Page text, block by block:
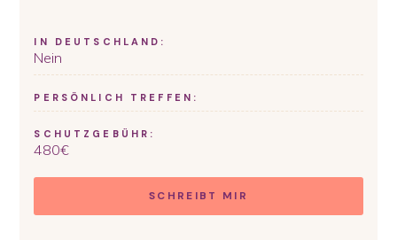
IN DEUTSCHLAND:
Nein
PERSÖNLICH TREFFEN:
SCHUTZGEBÜHR:
480€
SCHREIBT MIR